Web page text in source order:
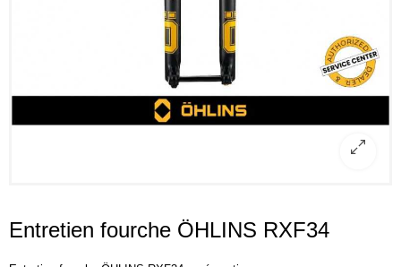
Entretien fourche ÖHLINS RXF34